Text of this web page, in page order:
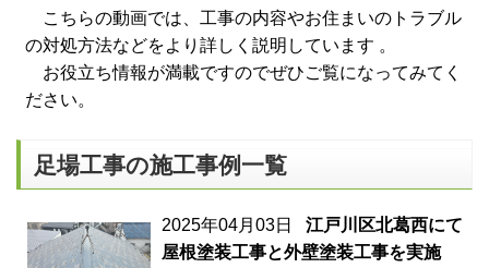
こちらの動画では、工事の内容やお住まいのトラブル
の対処方法などをより詳しく説明しています 。
お役立ち情報が満載ですのでぜひご覧になってみてく
ださい。
足場工事の施工事例一覧
2025年04月03日 江戸川区北葛西にて
屋根塗装工事と外壁塗装工事を実施